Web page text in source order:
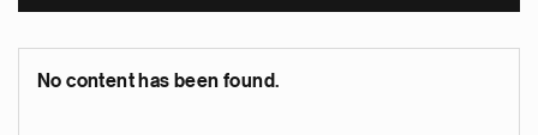
No content has been found.